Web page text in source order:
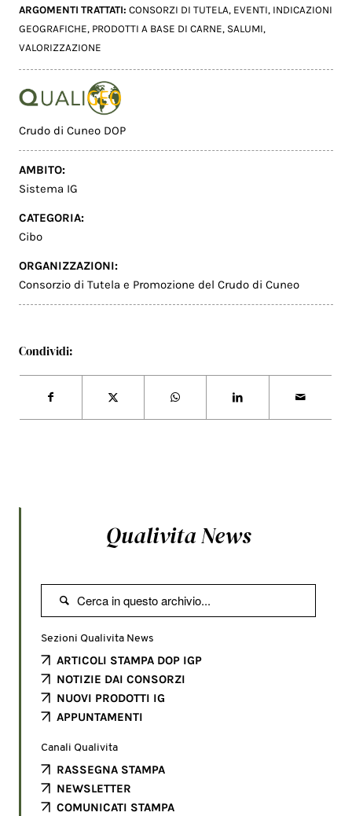
ARGOMENTI TRATTATI:CONSORZI DI TUTELA, EVENTI, INDICAZIONI
GEOGRAFICHE, PRODOTTI A BASE DI CARNE, SALUMI,
VALORIZZAZIONE
Crudo di Cuneo DOP
AMBITO:
Sistema IG
CATEGORIA:
Cibo
ORGANIZZAZIONI:
Consorzio di Tutela e Promozione del Crudo di Cuneo
Condividi:
Qualivita News

Sezioni Qualivita News
ARTICOLI STAMPA DOP IGP
NOTIZIE DAI CONSORZI
NUOVI PRODOTTI IG
APPUNTAMENTI
Canali Qualivita
RASSEGNA STAMPA
NEWSLETTER
COMUNICATI STAMPA